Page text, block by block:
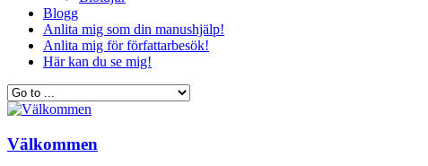
Blogg
Anlita mig som din manushjälp!
Anlita mig för författarbesök!
Här kan du se mig!
Välkommen